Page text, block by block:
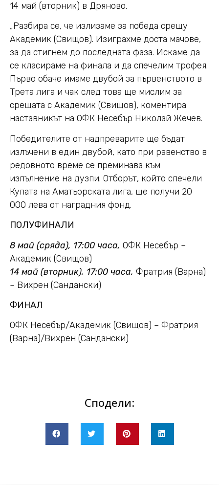
14 май (вторник) в Дряново.
„Разбира се, че излизаме за победа срещу
Академик (Свищов). Изиграхме доста мачове,
за да стигнем до последната фаза. Искаме да
се класираме на финала и да спечелим трофея.
Първо обаче имаме двубой за първенството в
Трета лига и чак след това ще мислим за
срещата с Академик (Свищов), коментира
наставникът на ОФК Несебър Николай Жечев.
Победителите от надпреварите ще бъдат
излъчени в един двубой, като при равенство в
редовното време се преминава към
изпълнение на дузпи. Отборът, който спечели
Купата на Аматьорската лига, ще получи 20
000 лева от наградния фонд.
ПОЛУФИНАЛИ
8 май (сряда), 17:00 часа, ОФК Несебър –
Академик (Свищов)
14 май (вторник), 17:00 часа, Фратрия (Варна)
– Вихрен (Сандански)
ФИНАЛ
ОФК Несебър/Академик (Свищов) – Фратрия
(Варна)/Вихрен (Сандански)
Сподели: